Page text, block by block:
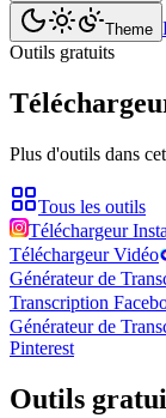
Theme
Outils gratuits
Plus d'outils dans
Tous les outils
Téléchargeur
Téléchargeur Vidéo
Générateur de
Transcription
Générateur de
Pinterest
Outils